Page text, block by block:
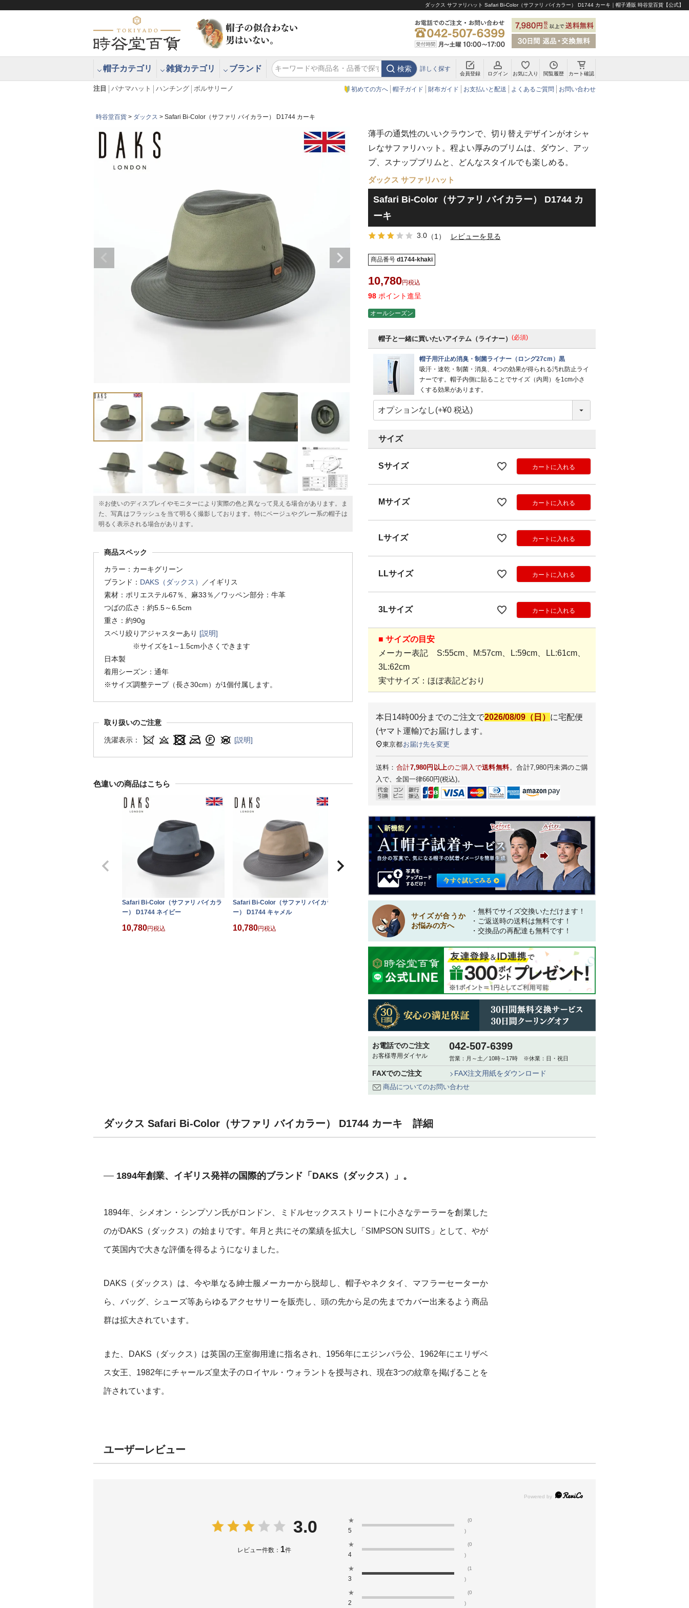
ダックス サファリハット Safari Bi-Color（サファリ バイカラー） D1744 カーキ｜帽子通販 時谷堂百貨【公式】
帽子カテゴリ 雑貨カテゴリ ブランド 検索 詳しく探す
会員登録 ログイン お気に入り 閲覧履歴 カート確認
注目 パナマハット ハンチング ボルサリーノ 初めての方へ 帽子ガイド 財布ガイド お支払いと配送 よくあるご質問 お問い合わせ
時谷堂百貨 ダックス Safari Bi-Color（サファリ バイカラー） D1744 カーキ
※お使いのディスプレイやモニターにより実際の色と異なって見える場合があります。ま
た、写真はフラッシュを当て明るく撮影しております。特にベージュやグレー系の帽子は
明るく表示される場合があります。
商品スペック
カラー：カーキグリーン
ブランド： DAKS（ダックス）
／イギリス
素材：ポリエステル67％、麻33％／ワッペン部分：牛革
つばの広さ：約5.5～6.5cm
重さ：約90g
スベリ絞りアジャスターあり [説明]
※サイズを1～1.5cm小さくできます
日本製
着用シーズン：通年
※サイズ調整テープ（長さ30cm）が1個付属します。
取り扱いのご注意
洗濯表示： [説明]
色違いの商品はこちら
Safari Bi-Color（サファリ バイカラ
ー） D1744 ネイビー
10,780 税込
Safari Bi-Color（サファリ バイカラ
ー） D1744 キャメル
10,780 税込
薄手の通気性のいいクラウンで、切り替えデザインがオシャ
レなサファリハット。程よい厚みのブリムは、ダウン、アッ
プ、スナップブリムと、どんなスタイルでも楽しめる。
ダックス サファリハット
Safari Bi-Color（サファリ バイカラー） D1744 カ
ーキ
3.0（1） レビューを見る
商品番号 d1744-khaki
10,780 税込
98 ポイント進呈
オールシーズン
帽子と一緒に買いたいアイテム（ライナー） (必須)
帽子用汗止め消臭・制菌ライナー（ロング27cm）黒
吸汗・速乾・制菌・消臭、4つの効果が得られる汚れ防止ライ
ナーです。帽子内側に貼ることでサイズ（内周）を1cm小さ
くする効果があります。
サイズ
Sサイズ カートに入れる
Mサイズ カートに入れる
Lサイズ カートに入れる
LLサイズ カートに入れる
3Lサイズ カートに入れる
■ サイズの目安
メーカー表記 S:55cm、M:57cm、L:59cm、LL:61cm、
3L:62cm
実寸サイズ：ほぼ表記どおり
本日 14時00分 までのご注文で2026/08/09（日） に宅配便
(ヤマト運輸)でお届けします。
東京都お届け先を変更
送料： 合計7,980円以上のご購入で送料無料。合計7,980円未満のご購
入で、全国一律660円(税込)。
サイズが合うか
お悩みの方へ
・無料でサイズ交換いただけます！
・ご返送時の送料は無料です！
・交換品の再配達も無料です！
お電話でのご注文
お客様専用ダイヤル
042-507-6399
営業：月～土／10時～17時 ※休業：日・祝日
FAXでのご注文 FAX注文用紙をダウンロード
商品についてのお問い合わせ
ダックス Safari Bi-Color（サファリ バイカラー） D1744 カーキ 詳細
1894年創業、イギリス発祥の国際的ブランド「DAKS（ダックス）」。
1894年、シメオン・シンプソン氏がロンドン、ミドルセックスストリートに小さなテーラーを創業した
のがDAKS（ダックス）の始まりです。年月と共にその業績を拡大し「SIMPSON SUITS」として、やが
て英国内で大きな評価を得るようになりました。
DAKS（ダックス）は、今や単なる紳士服メーカーから脱却し、帽子やネクタイ、マフラーセーターか
ら、バッグ、シューズ等あらゆるアクセサリーを販売し、頭の先から足の先までカバー出来るよう商品
群は拡大されています。
また、DAKS（ダックス）は英国の王室御用達に指名され、1956年にエジンバラ公、1962年にエリザベ
ス女王、1982年にチャールズ皇太子のロイヤル・ウォラントを授与され、現在3つの紋章を掲げることを
許されています。
ユーザーレビュー
3.0
レビュー件数： 1件
★
5
(0
)
★
4
(0
)
★
3
(1
)
★
2
(0
)